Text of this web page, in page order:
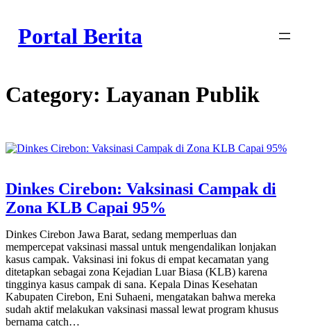
content
Portal Berita
Category: Layanan Publik
Dinkes Cirebon: Vaksinasi Campak di
Zona KLB Capai 95%
Dinkes Cirebon Jawa Barat, sedang memperluas dan
mempercepat vaksinasi massal untuk mengendalikan lonjakan
kasus campak. Vaksinasi ini fokus di empat kecamatan yang
ditetapkan sebagai zona Kejadian Luar Biasa (KLB) karena
tingginya kasus campak di sana. Kepala Dinas Kesehatan
Kabupaten Cirebon, Eni Suhaeni, mengatakan bahwa mereka
sudah aktif melakukan vaksinasi massal lewat program khusus
bernama catch…